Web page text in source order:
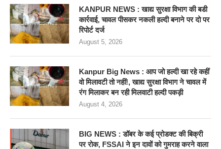
KANPUR NEWS : खाद्य सुरक्षा विभाग की बडी
कार्रवाई, चावल पीसकर नकली हल्दी बनाने पर दो पर
रिपोर्ट दर्ज
August 5, 2026
Kanpur Big News : आप जो हल्दी खा रहे कहीं
वो मिलावटी तो नहीं!, खाद्य सुरक्षा विभाग ने चावल में
रंग मिलाकर बन रही मिलवाटी हल्दी पकड़ी
August 4, 2026
BIG NEWS : डॉबर के कई प्रोडक्ट की बिक्री
पर रोक, FSSAI ने इन दावों को गुमराह करने वाला